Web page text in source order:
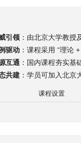
引领 ：由北京大学教
驱动 ：课程采用 “理论
互通 ：国内课程夯实
共建 ：学员可加入北
课程设置